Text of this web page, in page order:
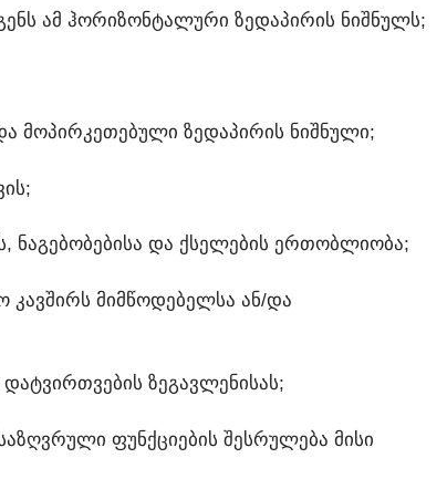
ᲐᲛ ᲰᲝᲠᲘᲖᲝᲜᲢᲐᲚᲣᲠᲘ ᲖᲔᲓᲐᲞᲘᲠᲘᲡ ᲜᲘᲨᲜᲣᲚᲡ;
ᲛᲝᲞᲘᲠᲙᲔᲗᲔᲑᲣᲚᲘ ᲖᲔᲓᲐᲞᲘᲠᲘᲡ ᲜᲘᲨᲜᲣᲚᲘ;
ᲜᲐᲒᲔᲑᲝᲑᲔᲑᲘᲡᲐ ᲓᲐ ᲥᲡᲔᲚᲔᲑᲘᲡ ᲔᲠᲗᲝᲑᲚᲘᲝᲑᲐ;
ᲙᲐᲕᲨᲘᲠᲡ ᲛᲘᲛᲬᲝᲓᲔᲑᲔᲚᲡᲐ ᲐᲜ/ᲓᲐ
ᲖᲔᲒᲐᲕᲚᲔᲜᲘᲡᲐᲡ;
ᲤᲣᲜᲥᲪᲘᲔᲑᲘᲡ ᲨᲔᲡᲠᲣᲚᲔᲑᲐ ᲛᲘᲡᲘ